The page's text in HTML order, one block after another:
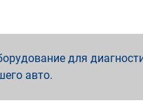
для
авто.